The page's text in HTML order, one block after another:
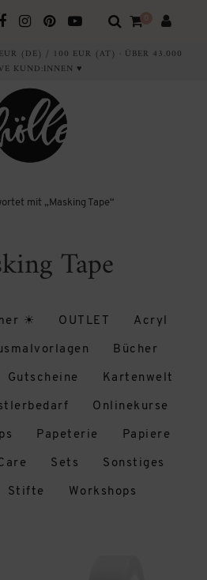
0
(DE) / 100 EUR (AT) · ÜBER 43.000
KUND:INNEN ♥
mit „Masking Tape“
Tape
☀ OUTLET Acryl
Bücher
Gutscheine Kartenwelt
Onlinekurse
Papeterie Papiere
Sets Sonstiges
Stifte Workshops